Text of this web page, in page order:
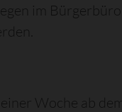
im
Woche ab